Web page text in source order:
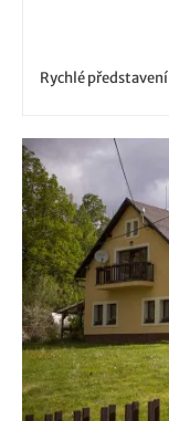
Rychlépředstavení